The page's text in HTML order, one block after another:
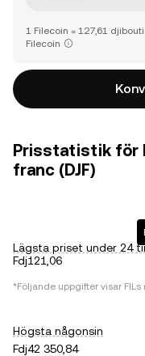
1 Filecoin = 127,61
Filecoin
Prisstatistik för
franc (DJF)
Lägsta priset under 24
Fdj121,06
*Följande uppgifter visar FILs
Högsta någonsin
Fdj42 350,84